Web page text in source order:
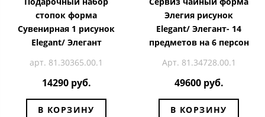
стопок форма
Сувенирная 1 рисунок
Elegant/ Элегант
арт. 81.30365.00.1
14290 руб.
В КОРЗИНУ
Элегия рисунок
Elegant/ Элегант- 14
предметов на 6 персон
Арт. 81.34728.00.1
49600 руб.
В КОРЗИНУ